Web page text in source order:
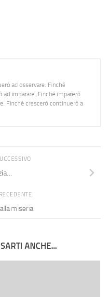
ad osservare. Finché
ad imparare. Finché imparerò
Finché crescerò continuerò a
miseria
ANCHE...